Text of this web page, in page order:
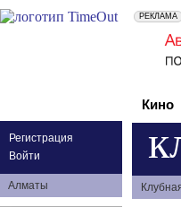
Регистрация
Войти
Алматы
Кино